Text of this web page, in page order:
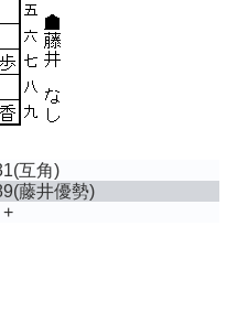
(互角)
(藤井優勢)
+